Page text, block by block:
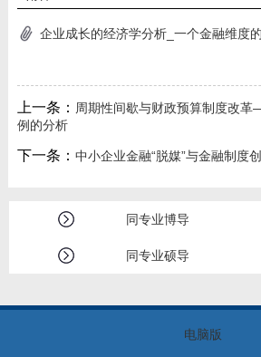
企业成长的经济学分析_一个金融维度
上一条： 周期性间歇与财政预算制度改
例的分析
下一条： 中小企业金融“脱媒”与金融制度
同专业博导
同专业硕导
电脑版